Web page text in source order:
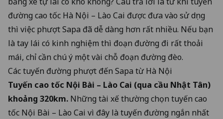
đường cao tốc Hà Nội – Lào Cai được đưa vào sử dụng
thì việc phượt Sapa đã dễ dàng hơn rất nhiều. Nếu bạn
là tay lái có kinh nghiệm thì đoạn đường đi rất thoải
mái, chỉ cần chú ý một vài chỗ đoạn đường đèo.
Các tuyến đường phượt đến Sapa từ Hà Nội
Tuyến cao tốc Nội Bài – Lào Cai (qua cầu Nhật Tân)
khoảng 320km. Những tài xế thường chọn tuyến cao
tốc Nội Bài – Lào Cai vì đây là tuyến đường ngắn nhất